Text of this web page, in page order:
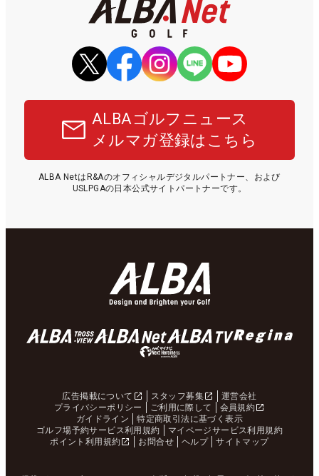
ALBAゴルフニュース
メルマガ登録はこちら
ALBA NetはR&Aのオフィシャルデジタルパートナー、および
USLPGAの日本公式サイトパートナーです。
広告掲載について スタッフ募集
運営会社
プライバシーポリシー
ご利用に際して
会員規約
ガイドライン
特定商取引法に基づく表示
ゴルフ場予約サービス利用規約
マイページサービス利用規約
ポイント利用規約
お問合せ ヘルプ サイトマップ